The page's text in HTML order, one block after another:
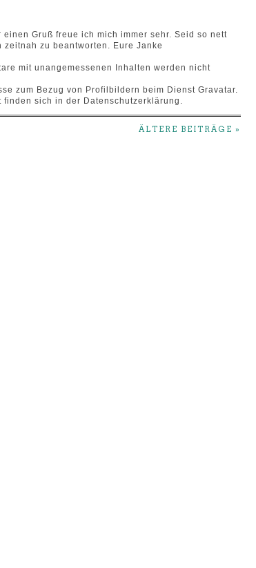
Gruß freue ich mich immer sehr. Seid so nett
zu beantworten. Eure Janke
mit unangemessenen Inhalten werden nicht
zum Bezug von Profilbildern beim Dienst Gravatar.
sich in der Datenschutzerklärung.
ÄLTERE BEITRÄGE »